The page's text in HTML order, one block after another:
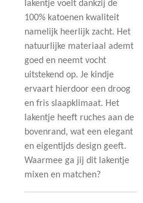
lakentje voelt dankzij de
100% katoenen kwaliteit
namelijk heerlijk zacht. Het
natuurlijke materiaal ademt
goed en neemt vocht
uitstekend op. Je kindje
ervaart hierdoor een droog
en fris slaapklimaat. Het
lakentje heeft ruches aan de
bovenrand, wat een elegant
en eigentijds design geeft.
Waarmee ga jij dit lakentje
mixen en matchen?